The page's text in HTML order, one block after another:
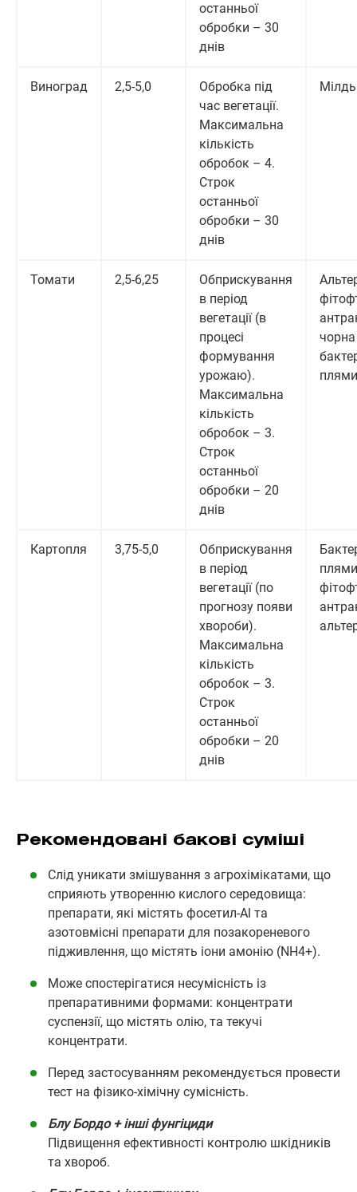
останньої
обробки – 30
днів
Виноград 2,5-5,0
Обробка під
час вегетації.
Максимальна
кількість
обробок – 4.
Строк
останньої
обробки – 30
днів
Томати 2,5-6,25
Обприскування
в період
вегетації (в
процесі
формування
урожаю).
Максимальна
кількість
обробок – 3.
Строк
останньої
обробки – 20
днів
чорна
Картопля 3,75-5,0
Обприскування
в період
вегетації (по
прогнозу появи
хвороби).
Максимальна
кількість
обробок – 3.
Строк
останньої
обробки – 20
днів
Рекомендовані бакові суміші
Слід уникати змішування з агрохімікатами, що
сприяють утворенню кислого середовища:
препарати, які містять фосетил-Al та
азотовмісні препарати для позакореневого
підживлення, що містять іони амонію (NH4+).
Може спостерігатися несумісність із
препаративними формами: концентрати
суспензії, що містять олію, та текучі
концентрати.
Перед застосуванням рекомендується провести
тест на фізико-хімічну сумісність.
Блу Бордо + інші фунгіциди
Підвищення ефективності контролю шкідників
та хвороб.